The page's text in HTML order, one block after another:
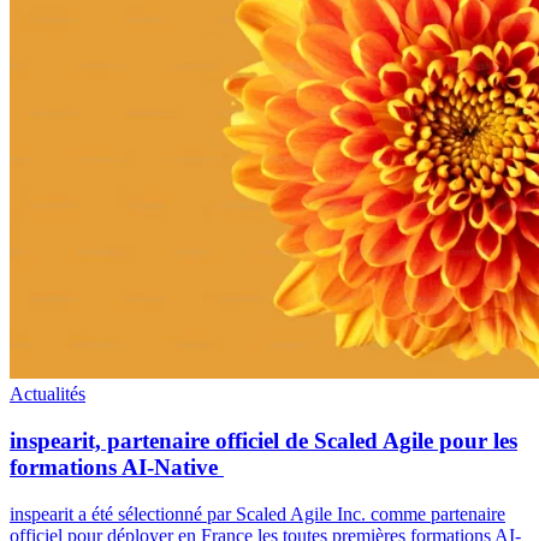
Actualités
inspearit, partenaire officiel de Scaled Agile pour les
formations AI-Native
inspearit a été sélectionné par Scaled Agile Inc. comme partenaire
officiel pour déployer en France les toutes premières formations AI-